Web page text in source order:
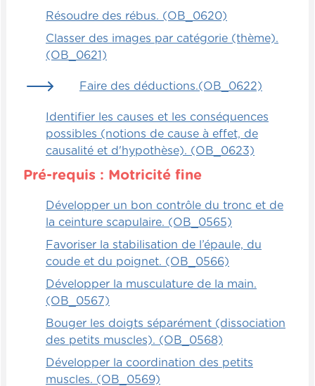
Résoudre des rébus. (OB_0620)
Classer des images par catégorie (thème).
(OB_0621)
Faire des déductions.(OB_0622)
Identifier les causes et les conséquences
possibles (notions de cause à effet, de
causalité et d'hypothèse). (OB_0623)
Pré-requis : Motricité fine
Développer un bon contrôle du tronc et de
la ceinture scapulaire. (OB_0565)
Favoriser la stabilisation de l’épaule, du
coude et du poignet. (OB_0566)
Développer la musculature de la main.
(OB_0567)
Bouger les doigts séparément (dissociation
des petits muscles). (OB_0568)
Développer la coordination des petits
muscles. (OB_0569)